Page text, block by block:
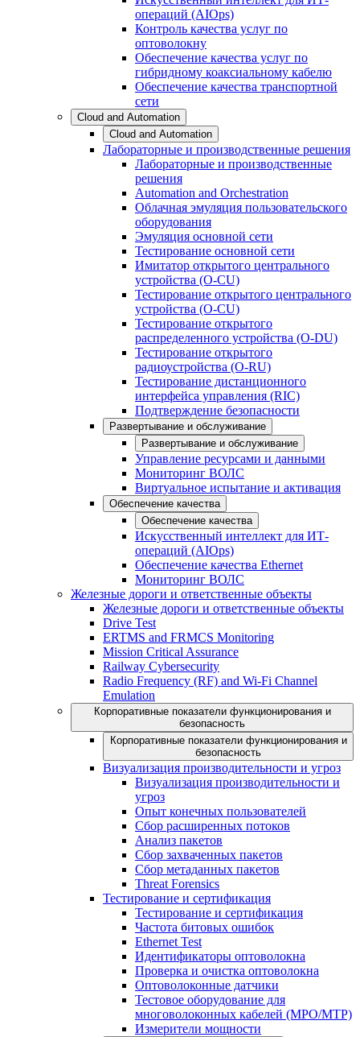
операций (AIOps)
Контроль качества услуг по
оптоволокну
Обеспечение качества услуг по
гибридному коаксиальному кабелю
Обеспечение качества транспортной
сети
Cloud and Automation
Cloud and Automation
Лабораторные и производственные решения
Лабораторные и производственные
решения
Automation and Orchestration
Облачная эмуляция пользовательского
оборудования
Эмуляция основной сети
Тестирование основной сети
Имитатор открытого центрального
устройства (O-CU)
Тестирование открытого центрального
устройства (O-CU)
Тестирование открытого
распределенного устройства (O-DU)
Тестирование открытого
радиоустройства (O-RU)
Тестирование дистанционного
интерфейса управления (RIC)
Подтверждение безопасности
Развертывание и обслуживание
Развертывание и обслуживание
Управление ресурсами и данными
Мониторинг ВОЛС
Виртуальное испытание и активация
Обеспечение качества
Обеспечение качества
Искусственный интеллект для ИТ-
операций (AIOps)
Обеспечение качества Ethernet
Мониторинг ВОЛС
Железные дороги и ответственные объекты
Железные дороги и ответственные объекты
Drive Test
ERTMS and FRMCS Monitoring
Mission Critical Assurance
Railway Cybersecurity
Radio Frequency (RF) and Wi-Fi Channel
Emulation
Корпоративные показатели функционирования и
безопасность
Корпоративные показатели функционирования и
безопасность
Визуализация производительности и угроз
Визуализация производительности и
угроз
Опыт конечных пользователей
Сбор расширенных потоков
Анализ пакетов
Сбор захваченных пакетов
Сбор метаданных пакетов
Threat Forensics
Тестирование и сертификация
Тестирование и сертификация
Частота битовых ошибок
Ethernet Test
Идентификаторы оптоволокна
Проверка и очистка оптоволокна
Оптоволоконные датчики
Тестовое оборудование для
многоволоконных кабелей (MPO/MTP)
Измерители мощности